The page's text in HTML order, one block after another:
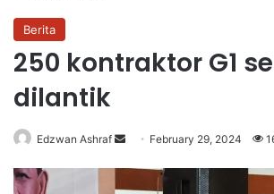
Berita
250 kontraktor G1
dilantik
Edzwan Ashraf February 29, 2024